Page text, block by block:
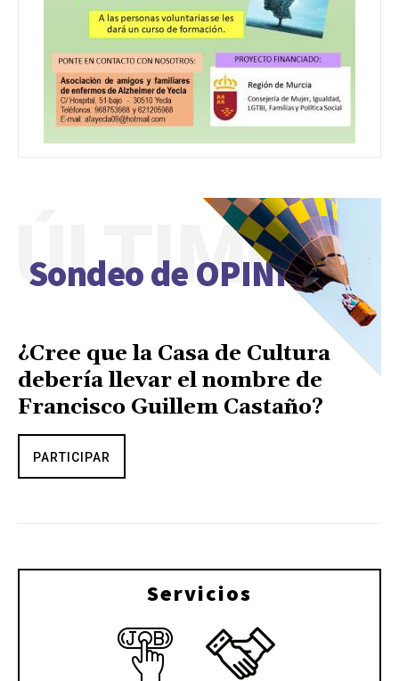
Sondeo de OPINIÓN
ÚLTIMO
¿Cree que la Casa de Cultura
debería llevar el nombre de
Francisco Guillem Castaño?
PARTICIPAR
Servicios